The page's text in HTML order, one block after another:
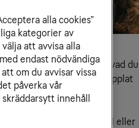
lite olika beroende på vad du
mycket som är uppkopplat
mest surfar, läser mejl eller
alla cookies”
kategorier av
att avvisa alla
endast nödvändiga
om du avvisar vissa
påverka vår
innehåll